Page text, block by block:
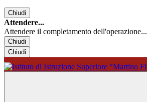
Chiudi
Attendere...
Attendere il completamento dell'operazione...
Chiudi
Chiudi